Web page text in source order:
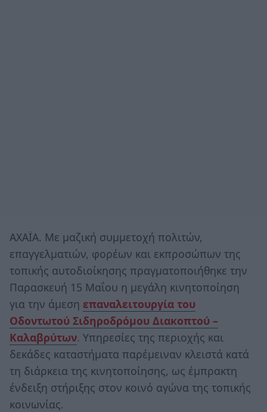
ΑΧΑΪΑ. Με μαζική συμμετοχή πολιτών,
επαγγελματιών, φορέων και εκπροσώπων της
τοπικής αυτοδιοίκησης πραγματοποιήθηκε την
Παρασκευή 15 Μαΐου η μεγάλη κινητοποίηση
για την άμεση επαναλειτουργία του
Οδοντωτού Σιδηροδρόμου Διακοπτού –
Καλαβρύτων. Υπηρεσίες της περιοχής και
δεκάδες καταστήματα παρέμειναν κλειστά κατά
τη διάρκεια της κινητοποίησης, ως έμπρακτη
ένδειξη στήριξης στον κοινό αγώνα της τοπικής
κοινωνίας.